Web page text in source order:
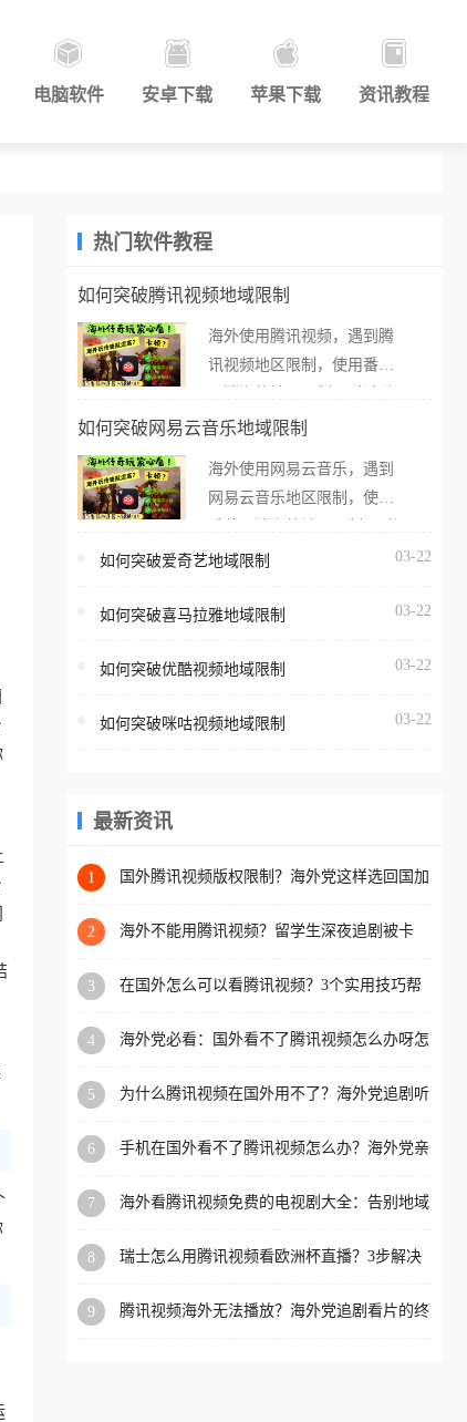
电脑软件 安卓下载 苹果下载 资讯教程
热门软件教程
如何突破腾讯视频地域限制
海外使用腾讯视频，遇到腾
讯视频地区限制，使用番茄
外打开腾讯视频，却突然弹
地区无法播放”的提示语。
海外用户如香港、澳门、台
亚、欧洲等国家和地区时，
台一样，出现地区及版权限
地区播放。 遇到这个问题的
区工作、留学、定居等，都
权限制所困扰。
如何突破网易云音乐地域限制
海外使用网易云音乐，遇到
网易云音乐地区限制，使用
在海外打开网易云音乐，却
所在的地区无法播放”的提示
门、台湾、美国、加拿大、
区时，网易云音乐也会像其
回国加速器，即可解决「海
版权限制」的问题，无论人
国、加拿大、澳大利亚、欧
学、定居等，都可以使用，
扰。
如何突破爱奇艺地域限制 03-22
如何突破喜马拉雅地域限制 03-22
如何突破优酷视频地域限制 03-22
如何突破咪咕视频地域限制 03-22
最新资讯
1
国外腾讯视频版权限制？海外党这样选回国加
2
海外不能用腾讯视频？留学生深夜追剧被卡
3
在国外怎么可以看腾讯视频？3个实用技巧帮
4
海外党必看：国外看不了腾讯视频怎么办呀怎
5
为什么腾讯视频在国外用不了？海外党追剧听
6
手机在国外看不了腾讯视频怎么办？海外党亲
7
海外看腾讯视频免费的电视剧大全：告别地域
8
瑞士怎么用腾讯视频看欧洲杯直播？3步解决
9
腾讯视频海外无法播放？海外党追剧看片的终